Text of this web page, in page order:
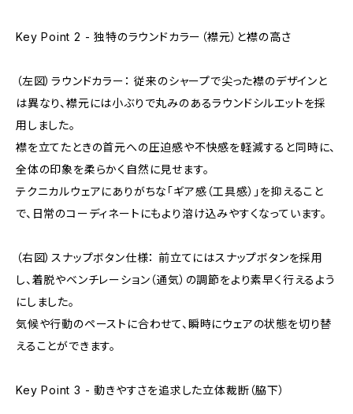
Key Point 2 - 独特のラウンドカラー（襟元）と襟の高さ
（左図）ラウンドカラー： 従来のシャープで尖った襟のデザインと
は異なり、襟元には小ぶりで丸みのあるラウンドシルエットを採
用しました。
襟を立てたときの首元への圧迫感や不快感を軽減すると同時に、
全体の印象を柔らかく自然に見せます。
テクニカルウェアにありがちな「ギア感（工具感）」を抑えること
で、日常のコーディネートにもより溶け込みやすくなっています。
（右図）スナップボタン仕様： 前立てにはスナップボタンを採用
し、着脱やベンチレーション（通気）の調節をより素早く行えるよう
にしました。
気候や行動のペーストに合わせて、瞬時にウェアの状態を切り替
えることができます。
Key Point 3 - 動きやすさを追求した立体裁断（脇下）